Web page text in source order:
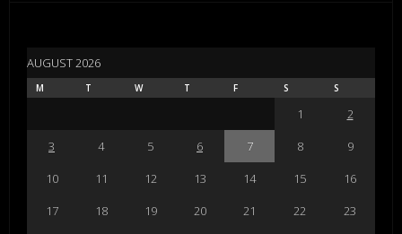
AUGUST 2026
M T W T F S S
1
2
3
4 5 6 7 8
9
10
11 12 13 14 15
16
17
18 19 20 21 22
23